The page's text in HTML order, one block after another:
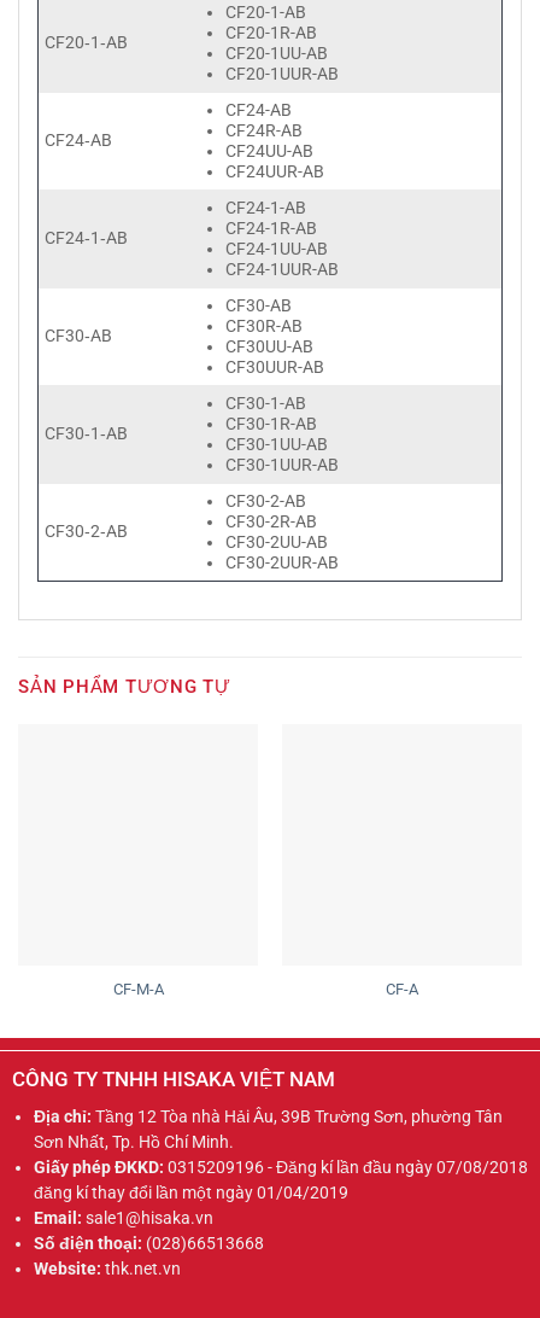
CF20‑1‑AB
CF20-1-AB
CF20-1R-AB
CF20-1UU-AB
CF20-1UUR-AB
CF24‑AB
CF24-AB
CF24R-AB
CF24UU-AB
CF24UUR-AB
CF24‑1‑AB
CF24-1-AB
CF24-1R-AB
CF24-1UU-AB
CF24-1UUR-AB
CF30‑AB
CF30-AB
CF30R-AB
CF30UU-AB
CF30UUR-AB
CF30‑1‑AB
CF30-1-AB
CF30-1R-AB
CF30-1UU-AB
CF30-1UUR-AB
CF30‑2‑AB
CF30-2-AB
CF30-2R-AB
CF30-2UU-AB
CF30-2UUR-AB
SẢN PHẨM TƯƠNG TỰ
CF-M-A CF-A
CÔNG TY TNHH HISAKA VIỆT NAM
Địa chỉ: Tầng 12 Tòa nhà Hải Âu, 39B Trường Sơn, phường Tân
Sơn Nhất, Tp. Hồ Chí Minh.
Giấy phép ĐKKD: 0315209196 - Đăng kí lần đầu ngày 07/08/2018
đăng kí thay đổi lần một ngày 01/04/2019
Email: sale1@hisaka.vn
Số điện thoại: (028)66513668
Website: thk.net.vn